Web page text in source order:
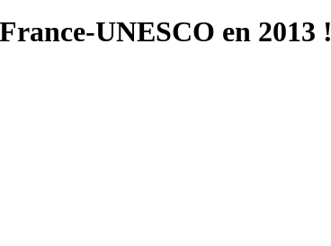
UNESCO en 2013 !